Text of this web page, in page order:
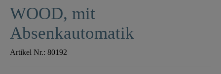
WOOD, mit
Absenkautomatik
Artikel Nr.: 80192